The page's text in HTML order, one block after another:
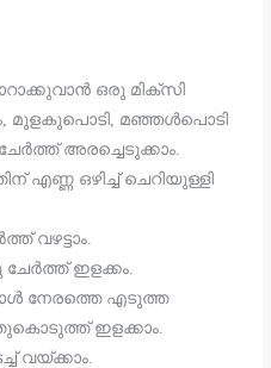
ഒരു മിക്സി
മുളകുപൊടി, മഞ്ഞൾപൊടി
അരച്ചെടുക്കാം.
എണ്ണ ഒഴിച്ച് ചെറിയുള്ളി
വഴട്ടാം.
ഇളക്കം.
നേരത്തെ എടുത്ത
ഇളക്കാം.
വയ്ക്കാം.